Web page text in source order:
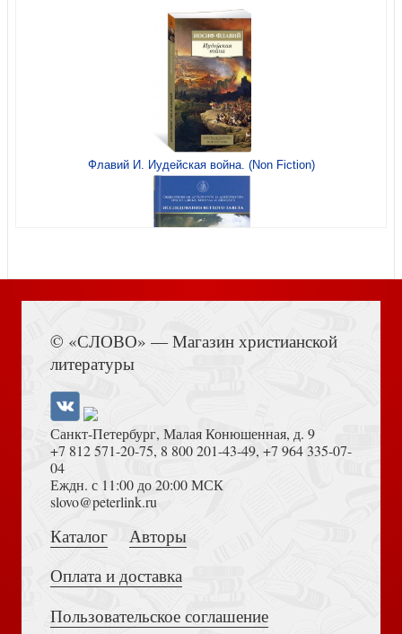
Брикнер А. История Петра Великого (История
подарочная)
Исаак Левитан. Письма, документы, воспоминания
Имм Али. Путь красноречия
Браунворт Л. Краткая история крестовых походов
Флавий И. Иудейская война. (Non Fiction)
Толкование на Апокалипсис (Тихоний Африканский)
© «СЛОВО» — Магазин христианской
литературы
Санкт-Петербург, Малая Конюшенная, д. 9
+7 812 571-20-75, 8 800 201-43-49, +7 964 335-07-
04
Еждн. с 11:00 до 20:00 МСК
slovo@peterlink.ru
Каталог
Авторы
Оплата и доставка
Пользовательское соглашение